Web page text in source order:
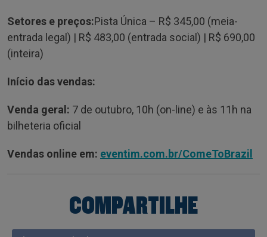
Setores e preços:Pista Única – R$ 345,00 (meia-
entrada legal) | R$ 483,00 (entrada social) | R$ 690,00
(inteira)
Início das vendas:
Venda geral: 7 de outubro, 10h (on-line) e às 11h na
bilheteria oficial
Vendas online em: eventim.com.br/ComeToBrazil
COMPARTILHE